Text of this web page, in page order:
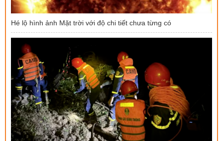
Hé lộ hình ảnh Mặt trời với độ chi tiết chưa từng có